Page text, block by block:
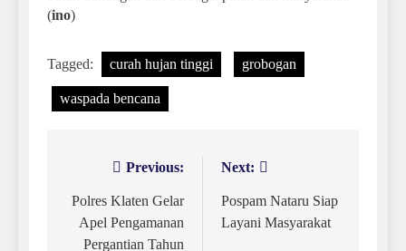
(ino)
Tagged: curah hujan tinggi grobogan
waspada bencana
Navigasi
pos
Previous:
Polres Klaten Gelar
Apel Pengamanan
Pergantian Tahun
Next:
Pospam Nataru Siap
Layani Masyarakat